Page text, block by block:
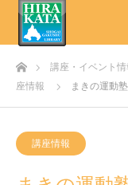
ホーム講座・イベント情
座情報
まきの運動
講座情報